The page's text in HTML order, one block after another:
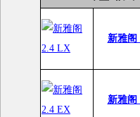
新雅阁
新雅阁